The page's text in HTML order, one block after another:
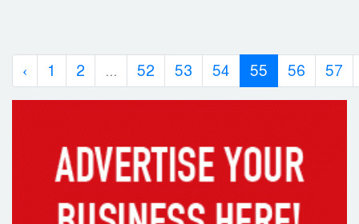
‹ 1 2 ... 52 53 54 55 56 57